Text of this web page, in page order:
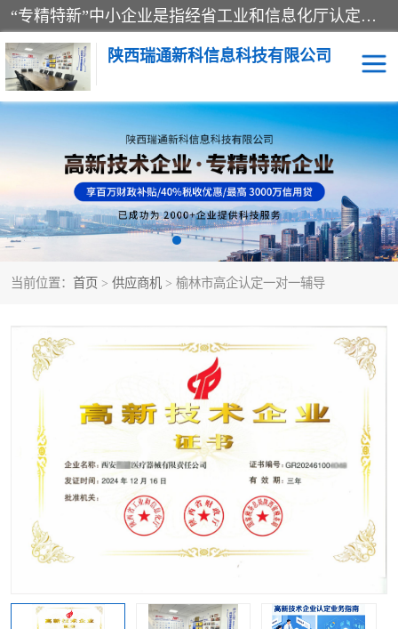
“专精特新”中小企业是指经省工业和信息化厅认定，专注于细分市场、掌握关键核心技术、创新能力强、市场占有率高、质量效益优，在专业化、精细化、特色化、新颖化等方面表现突出的中小企业。
陕西瑞通新科信息科技有限公司
当前位置： 首页 > 供应商机 > 榆林市高企认定一对一辅导